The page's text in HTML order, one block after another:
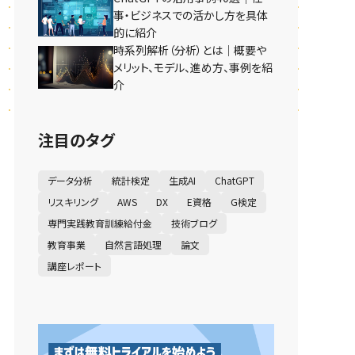
事・ビジネスでの活かし方を具体
的に紹介
時系列解析（分析）とは｜概要や
メリット、モデル、進め方、事例を紹
介
注目のタグ
データ分析 統計検定 生成AI
ChatGPT
リスキリング
AWS DX E資格
G検定
専門実践教育訓練給付金
技術ブログ
教育事業
自然言語処理
論文
講座レポート